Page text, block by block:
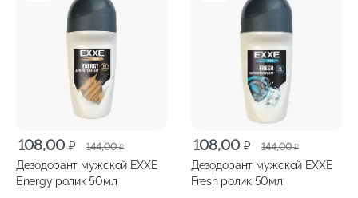
144,00₽
Первоначальная
цена
составляла
108,00 ₽
Текущая
цена:
108,00 ₽.
Дезодорант мужской EXXE
Energy ролик 50мл
144,00₽
Первоначальная
цена
составляла
108,00 ₽
Текущая
цена:
108,00 ₽.
Дезодорант мужской EXXE
Fresh ролик 50мл